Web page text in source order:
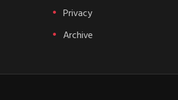
Privacy
Archive